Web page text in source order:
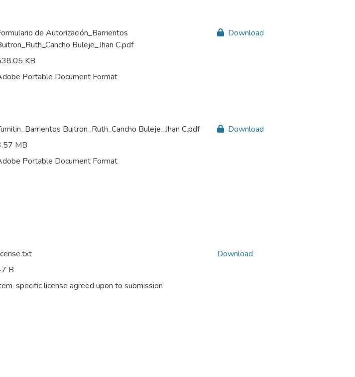
de Autorización_Barrientos
Buleje_Jhan C.pdf
KB
Portable Document Format
Download
Buitron_Ruth_Cancho Buleje_Jhan C.pdf
MB
Portable Document Format
Download
B
specific license agreed upon to submission
Download